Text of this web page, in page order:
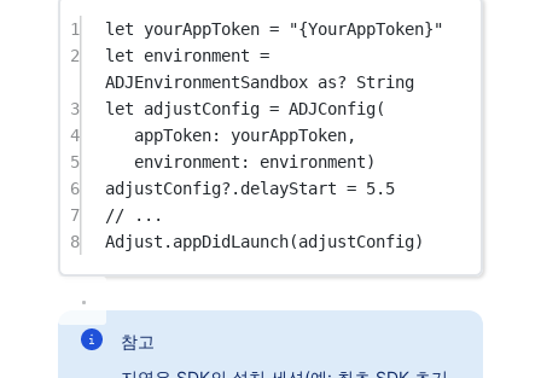
1 let yourAppToken =
"{YourAppToken}"
2
let environment =
ADJEnvironmentSandbox as?
String
3
let adjustConfig = ADJConfig(
4
appToken: yourAppToken,
5
environment : environment)
6
adjustConfig? .delayStart = 5.5
7
// ...
8
Adjust. appDidLaunch(adjustConfig)
참고